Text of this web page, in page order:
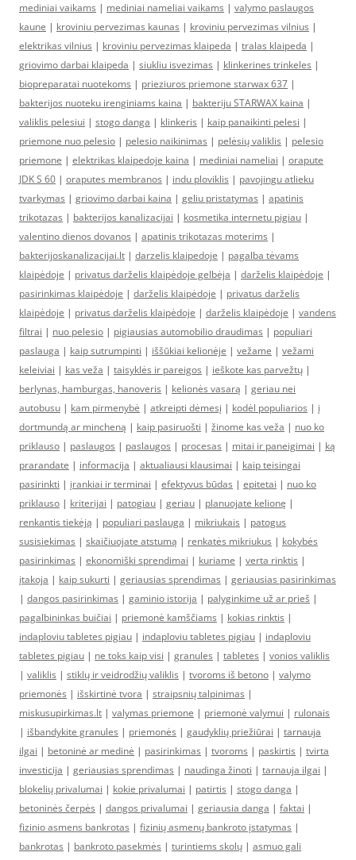
mediniai vaikams | mediniai nameliai vaikams | valymo paslaugos
kaune | kroviniu pervezimas kaunas | kroviniu pervezimas vilnius |
elektrikas vilnius | kroviniu pervezimas klaipeda | tralas klaipeda |
griovimo darbai klaipeda | siukliu isvezimas | klinkerines trinkeles |
biopreparatai nuotekoms | prieziuros priemone starwax 637 |
bakterijos nuoteku irenginiams kaina | bakteriju STARWAX kaina |
valiklis pelesiui | stogo danga | klinkeris | kaip panaikinti pelesi |
priemone nuo pelesio | pelesio naikinimas | pelėsių valiklis | pelesio
priemone | elektrikas klaipedoje kaina | mediniai nameliai | orapute
JDK S 60 | oraputes membranos | indu ploviklis | pavojingu atlieku
tvarkymas | griovimo darbai kaina | geliu pristatymas | apatinis
trikotazas | bakterijos kanalizacijai | kosmetika internetu pigiau |
valentino dienos dovanos | apatinis trikotazas moterims |
bakterijoskanalizacijai.lt | darzelis klaipedoje | pagalba tėvams
klaipėdoje | privatus darželis klaipėdoje gelbėja | darželis klaipėdoje |
pasirinkimas klaipėdoje | darželis klaipėdoje | privatus darželis
klaipėdoje | privatus darželis klaipėdoje | darželis klaipėdoje | vandens
filtrai | nuo pelesio | pigiausias automobilio draudimas | populiari
paslauga | kaip sutrumpinti | iššūkiai kelionėje | vežame | vežami
keleiviai | kas veža | taisyklės ir pareigos | ieškote kas parvežtų |
berlynas, hamburgas, hanoveris | kelionės vasarą | geriau nei
autobusu | kam pirmenybė | atkreipti dėmesį | kodėl populiarios | į
dortmundą ar mincheną | kaip pasiruošti | žinome kas veža | nuo ko
priklauso | paslaugos | paslaugos | procesas | mitai ir paneigimai | ką
prarandate | informacija | aktualiausi klausimai | kaip teisingai
pasirinkti | įrankiai ir terminai | efektyvus būdas | epitetai | nuo ko
priklauso | kriterijai | patogiau | geriau | planuojate kelionę |
renkantis tiekėją | populiari paslauga | mikriukais | patogus
susisiekimas | skaičiuojate atstumą | renkatės mikriukus | kokybės
pasirinkimas | ekonomiški sprendimai | kuriame | verta rinktis |
įtakoja | kaip sukurti | geriausias sprendimas | geriausias pasirinkimas
| dangos pasirinkimas | gaminio istorija | palyginkime už ar prieš |
pagalbininkas buičiai | priemonė kamščiams | kokias rinktis |
indaploviu tabletes pigiau | indaploviu tabletes pigiau | indaploviu
tabletes pigiau | ne toks kaip visi | granules | tabletes | vonios valiklis
| valiklis | stiklų ir veidrodžių valiklis | tvoroms iš betono | valymo
priemonės | išskirtinė tvora | straipsnių talpinimas |
miskusupirkimas.lt | valymas priemone | priemonė valymui | rulonais
| išbandykite granules | priemonės | gaudyklių priežiūrai | tarnauja
ilgai | betoninė ar medinė | pasirinkimas | tvoroms | paskirtis | tvirta
investicija | geriausias sprendimas | naudinga žinoti | tarnauja ilgai |
blokelių privalumai | kokie privalumai | patirtis | stogo danga |
betoninės čerpės | dangos privalumai | geriausia danga | faktai |
fizinio asmens bankrotas | fizinių asmenų bankroto įstatymas |
bankrotas | bankroto pasekmės | turintiems skolų | asmuo gali